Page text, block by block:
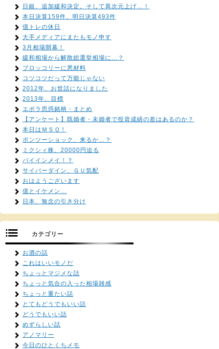
日銀、追加緩和決定。そして異次元上げ…！
本日決算159件、明日決算493件
億トレの休日
大手メディアにまたもモノ申す
3月相場開幕！
緩和相場から解散総選挙相場に…？
ブロッコリーに悪材料
コツコツだって万能じゃない
2012年、お世話になりました
2013年、目標
エボラ思惑銘柄・まとめ
【アンケート】既婚者・未婚者で投資成績の差はあるのか？
本日はＭＳＱ！
ポンツーショック、来るか…？
ミクシィ株、20000円迫る
バイインメイ！？
サイバーダイン、ＧＵ気配
おはようございます
億とイケメン…
日本、無念の引き分け
カテゴリー
お酒の話
これはいいモノだ
ちょっとマジメな話
ちょっと気合の入った相場雑感
ちょっと重たい話
とてもどうでもいい話
どうでもいい話
めずらしい話
アノマリー
今日のひとくちメモ